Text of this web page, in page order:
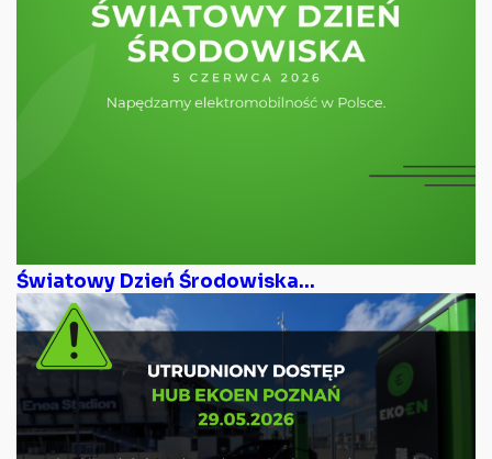
Światowy Dzień Środowiska...